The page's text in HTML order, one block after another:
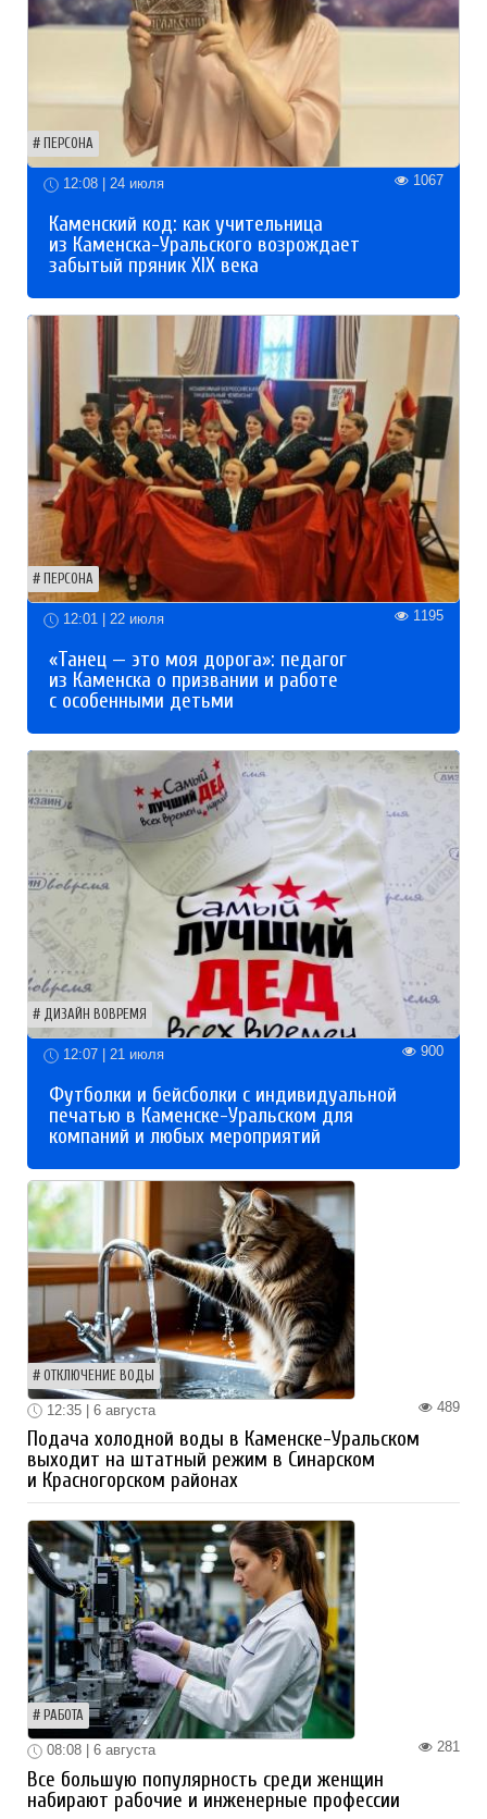
ПЕРСОНА
12:08 | 24 июля 1067
Каменский код: как учительница
из Каменска-Уральского возрождает
забытый пряник XIX века
ПЕРСОНА
12:01 | 22 июля 1195
«Танец — это моя дорога»: педагог
из Каменска о призвании и работе
с особенными детьми
ДИЗАЙН ВОВРЕМЯ
12:07 | 21 июля 900
Футболки и бейсболки с индивидуальной
печатью в Каменске-Уральском для
компаний и любых мероприятий
ОТКЛЮЧЕНИЕ ВОДЫ
489
12:35 | 6 августа
Подача холодной воды в Каменске-Уральском
выходит на штатный режим в Синарском
и Красногорском районах
РАБОТА
281
08:08 | 6 августа
Все большую популярность среди женщин
набирают рабочие и инженерные профессии